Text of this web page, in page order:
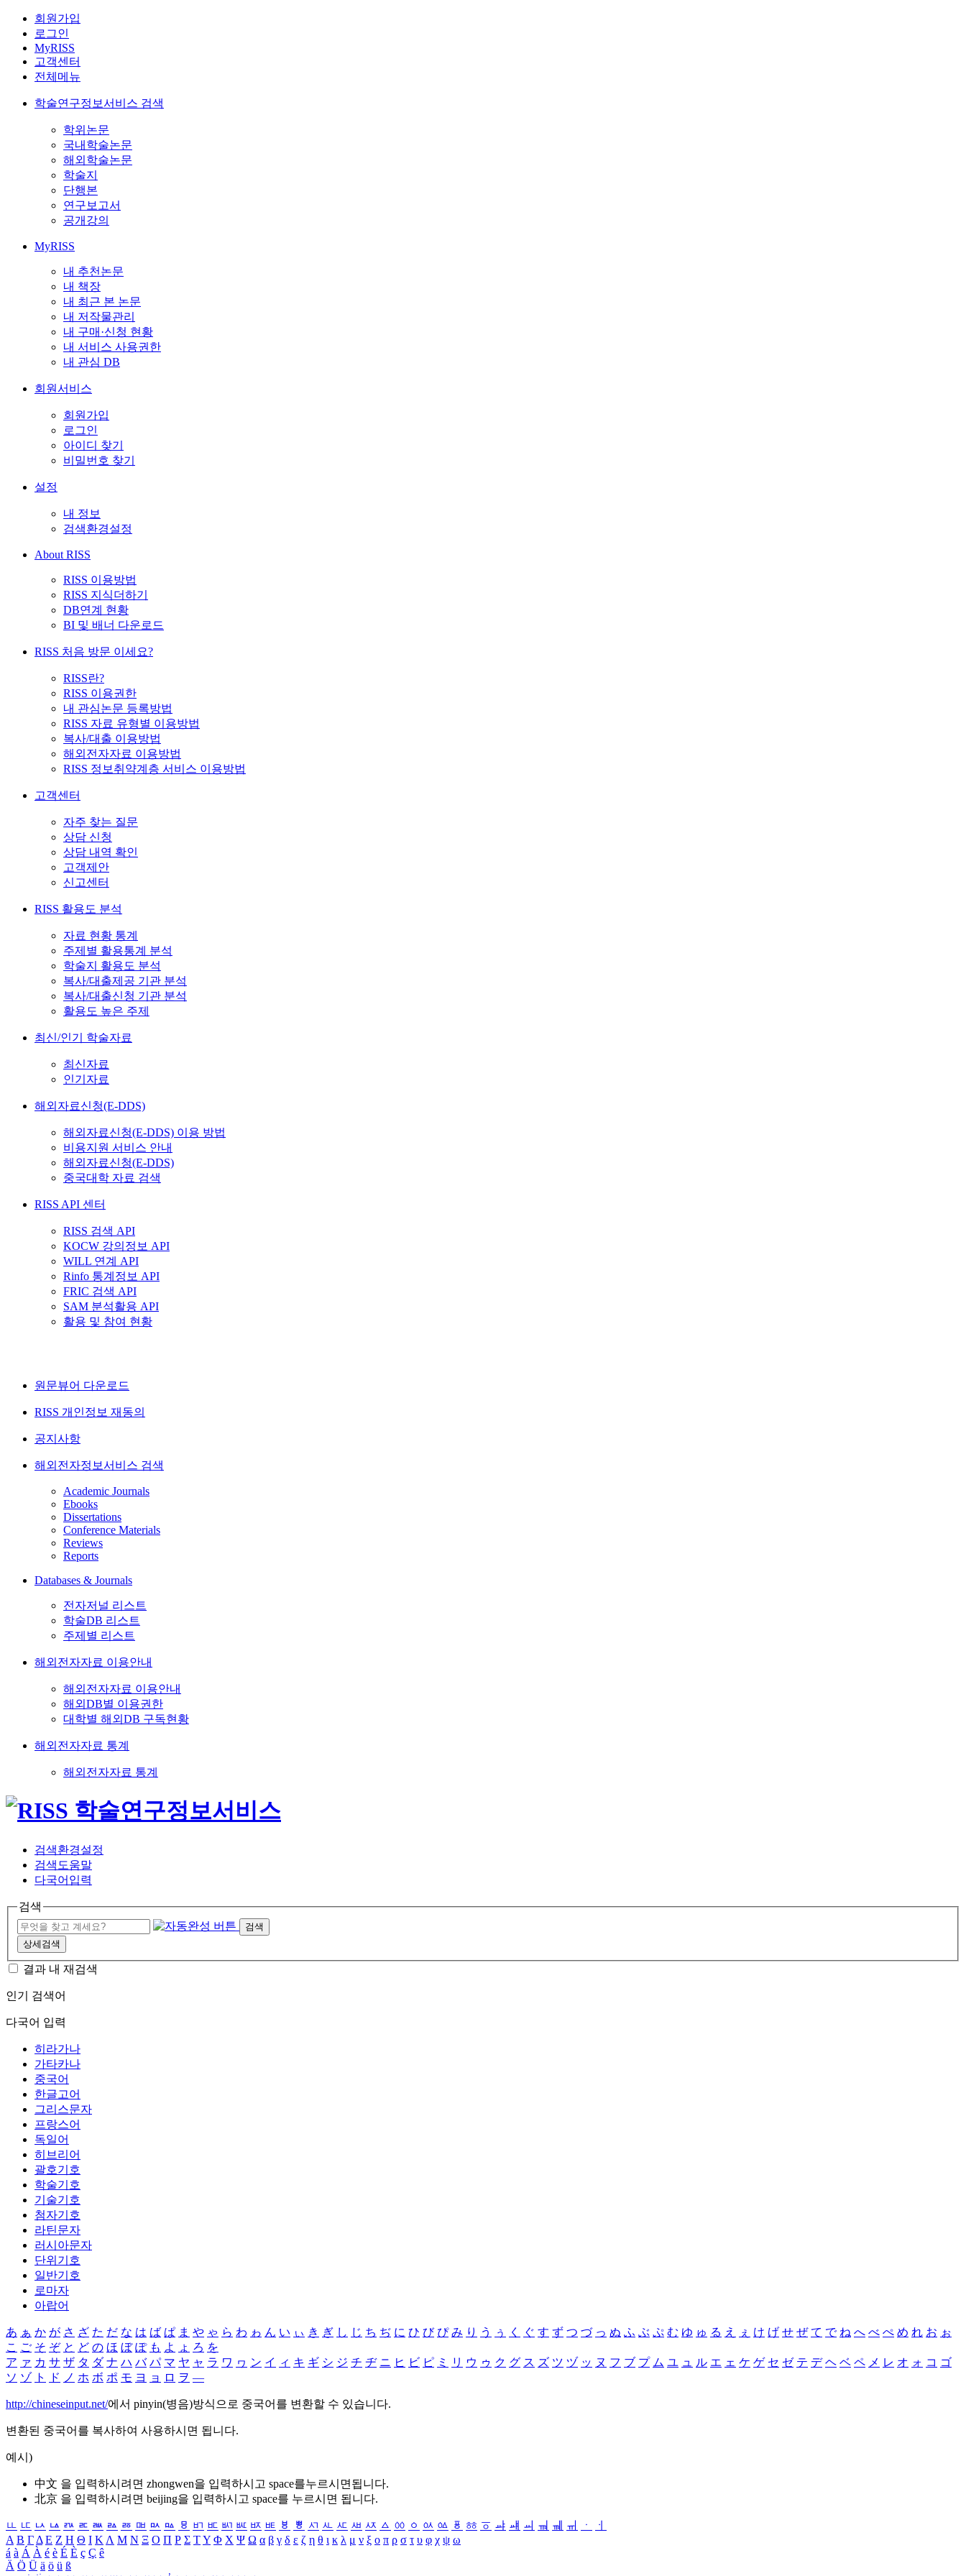
회원가입
로그인
MyRISS
고객센터
전체메뉴
학술연구정보서비스 검색
학위논문
국내학술논문
해외학술논문
학술지
단행본
연구보고서
공개강의
MyRISS
내 추천논문
내 책장
내 최근 본 논문
내 저작물관리
내 구매·신청 현황
내 서비스 사용권한
내 관심 DB
회원서비스
회원가입
로그인
아이디 찾기
비밀번호 찾기
설정
내 정보
검색환경설정
About RISS
RISS 이용방법
RISS 지식더하기
DB연계 현황
BI 및 배너 다운로드
RISS 처음 방문 이세요?
RISS란?
RISS 이용권한
내 관심논문 등록방법
RISS 자료 유형별 이용방법
복사/대출 이용방법
해외전자자료 이용방법
RISS 정보취약계층 서비스 이용방법
고객센터
자주 찾는 질문
상담 신청
상담 내역 확인
고객제안
신고센터
RISS 활용도 분석
자료 현황 통계
주제별 활용통계 분석
학술지 활용도 분석
복사/대출제공 기관 분석
복사/대출신청 기관 분석
활용도 높은 주제
최신/인기 학술자료
최신자료
인기자료
해외자료신청(E-DDS)
해외자료신청(E-DDS) 이용 방법
비용지원 서비스 안내
해외자료신청(E-DDS)
중국대학 자료 검색
RISS API 센터
RISS 검색 API
KOCW 강의정보 API
WILL 연계 API
Rinfo 통계정보 API
FRIC 검색 API
SAM 분석활용 API
활용 및 참여 현황
원문뷰어 다운로드
RISS 개인정보 재동의
공지사항
해외전자정보서비스 검색
Academic Journals
Ebooks
Dissertations
Conference Materials
Reviews
Reports
Databases & Journals
전자저널 리스트
학술DB 리스트
주제별 리스트
해외전자자료 이용안내
해외전자자료 이용안내
해외DB별 이용권한
대학별 해외DB 구독현황
해외전자자료 통계
해외전자자료 통계
검색환경설정
검색도움말
다국어입력
검색
검색
상세검색
결과 내 재검색
인기 검색어
다국어 입력
히라가나
가타카나
중국어
한글고어
그리스문자
프랑스어
독일어
히브리어
괄호기호
학술기호
기술기호
첨자기호
라틴문자
러시아문자
단위기호
일반기호
로마자
아랍어
あ ぁ か が さ ざ た だ な は ば ぱ ま や ゃ ら わ ゎ ん い ぃ き ぎ し じ ち ぢ に ひ び ぴ み り う ぅ く ぐ す ず つ づ っ ぬ ふ ぶ ぷ む ゆ ゅ る え ぇ け げ せ ぜ て で ね へ べ ぺ め れ お ぉ
こ ご そ ぞ と ど の ほ ぼ ぽ も よ ょ ろ を
ア ァ カ サ ザ タ ダ ナ ハ バ パ マ ヤ ャ ラ ワ ヮ ン イ ィ キ ギ シ ジ チ ヂ ニ ヒ ビ ピ ミ リ ウ ゥ ク グ ス ズ ツ ヅ ッ ヌ フ ブ プ ム ユ ュ ル エ ェ ケ ゲ セ ゼ テ デ ヘ ベ ペ メ レ オ ォ コ ゴ
ソ ゾ ト ド ノ ホ ボ ポ モ ヨ ョ ロ ヲ ―
http://chineseinput.net/에서 pinyin(병음)방식으로 중국어를 변환할 수 있습니다.
변환된 중국어를 복사하여 사용하시면 됩니다.
예시)
中文 을 입력하시려면 zhongwen을 입력하시고 space를누르시면됩니다.
北京 을 입력하시려면 beijing을 입력하시고 space를 누르시면 됩니다.
ㅥ ㅦ ㅧ ㅨ ㅩ ㅪ ㅫ ㅬ ㅭ ㅮ ㅯ ㅰ ㅱ ㅲ ㅳ ㅴ ㅵ ㅶ ㅷ ㅸ ㅹ ㅺ ㅻ ㅼ ㅽ ㅾ ㅿ ㆀ ㆁ ㆂ ㆃ ㆄ ㆅ ㆆ ㆇ ㆈ ㆉ ㆊ ㆋ ㆌ ㆍ
ㆎ
Α Β ΓΔ Ε Ζ Η Θ Ι ΚΛ Μ Ν Ξ Ο Π Ρ Σ ΤΥ Φ Χ Ψ Ω α β γ δ ε ζ η θ ι κ λ μ ν ξ ο π ρ σ τ υ φ χ ψ ω
á à Á À é è É È ç Ç ê
Ä Ö Ü ä ö ü ß